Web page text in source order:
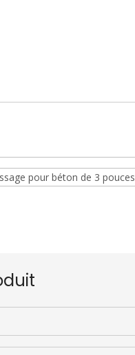
pour béton de 3 pouces